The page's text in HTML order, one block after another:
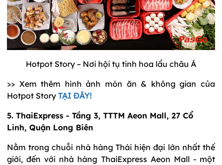
Hotpot Story – Nơi hội tụ tinh hoa lẩu châu Á
>> Xem thêm hình ảnh món ăn & không gian của
Hotpot Story TẠI ĐÂY!
5. ThaiExpress - Tầng 3, TTTM Aeon Mall, 27 Cổ
Linh, Quận Long Biên
Nằm trong chuỗi nhà hàng Thái hiện đại lớn nhất thế
giới, đến với nhà hàng ThaiExpress Aeon Mall - một